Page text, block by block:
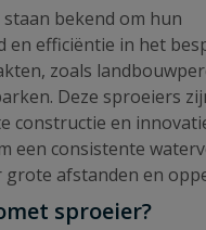
bekend om hun
en efficiëntie in het
zoals
Deze sproeiers
constructie en
een consistente
grote afstanden en
sproeier?